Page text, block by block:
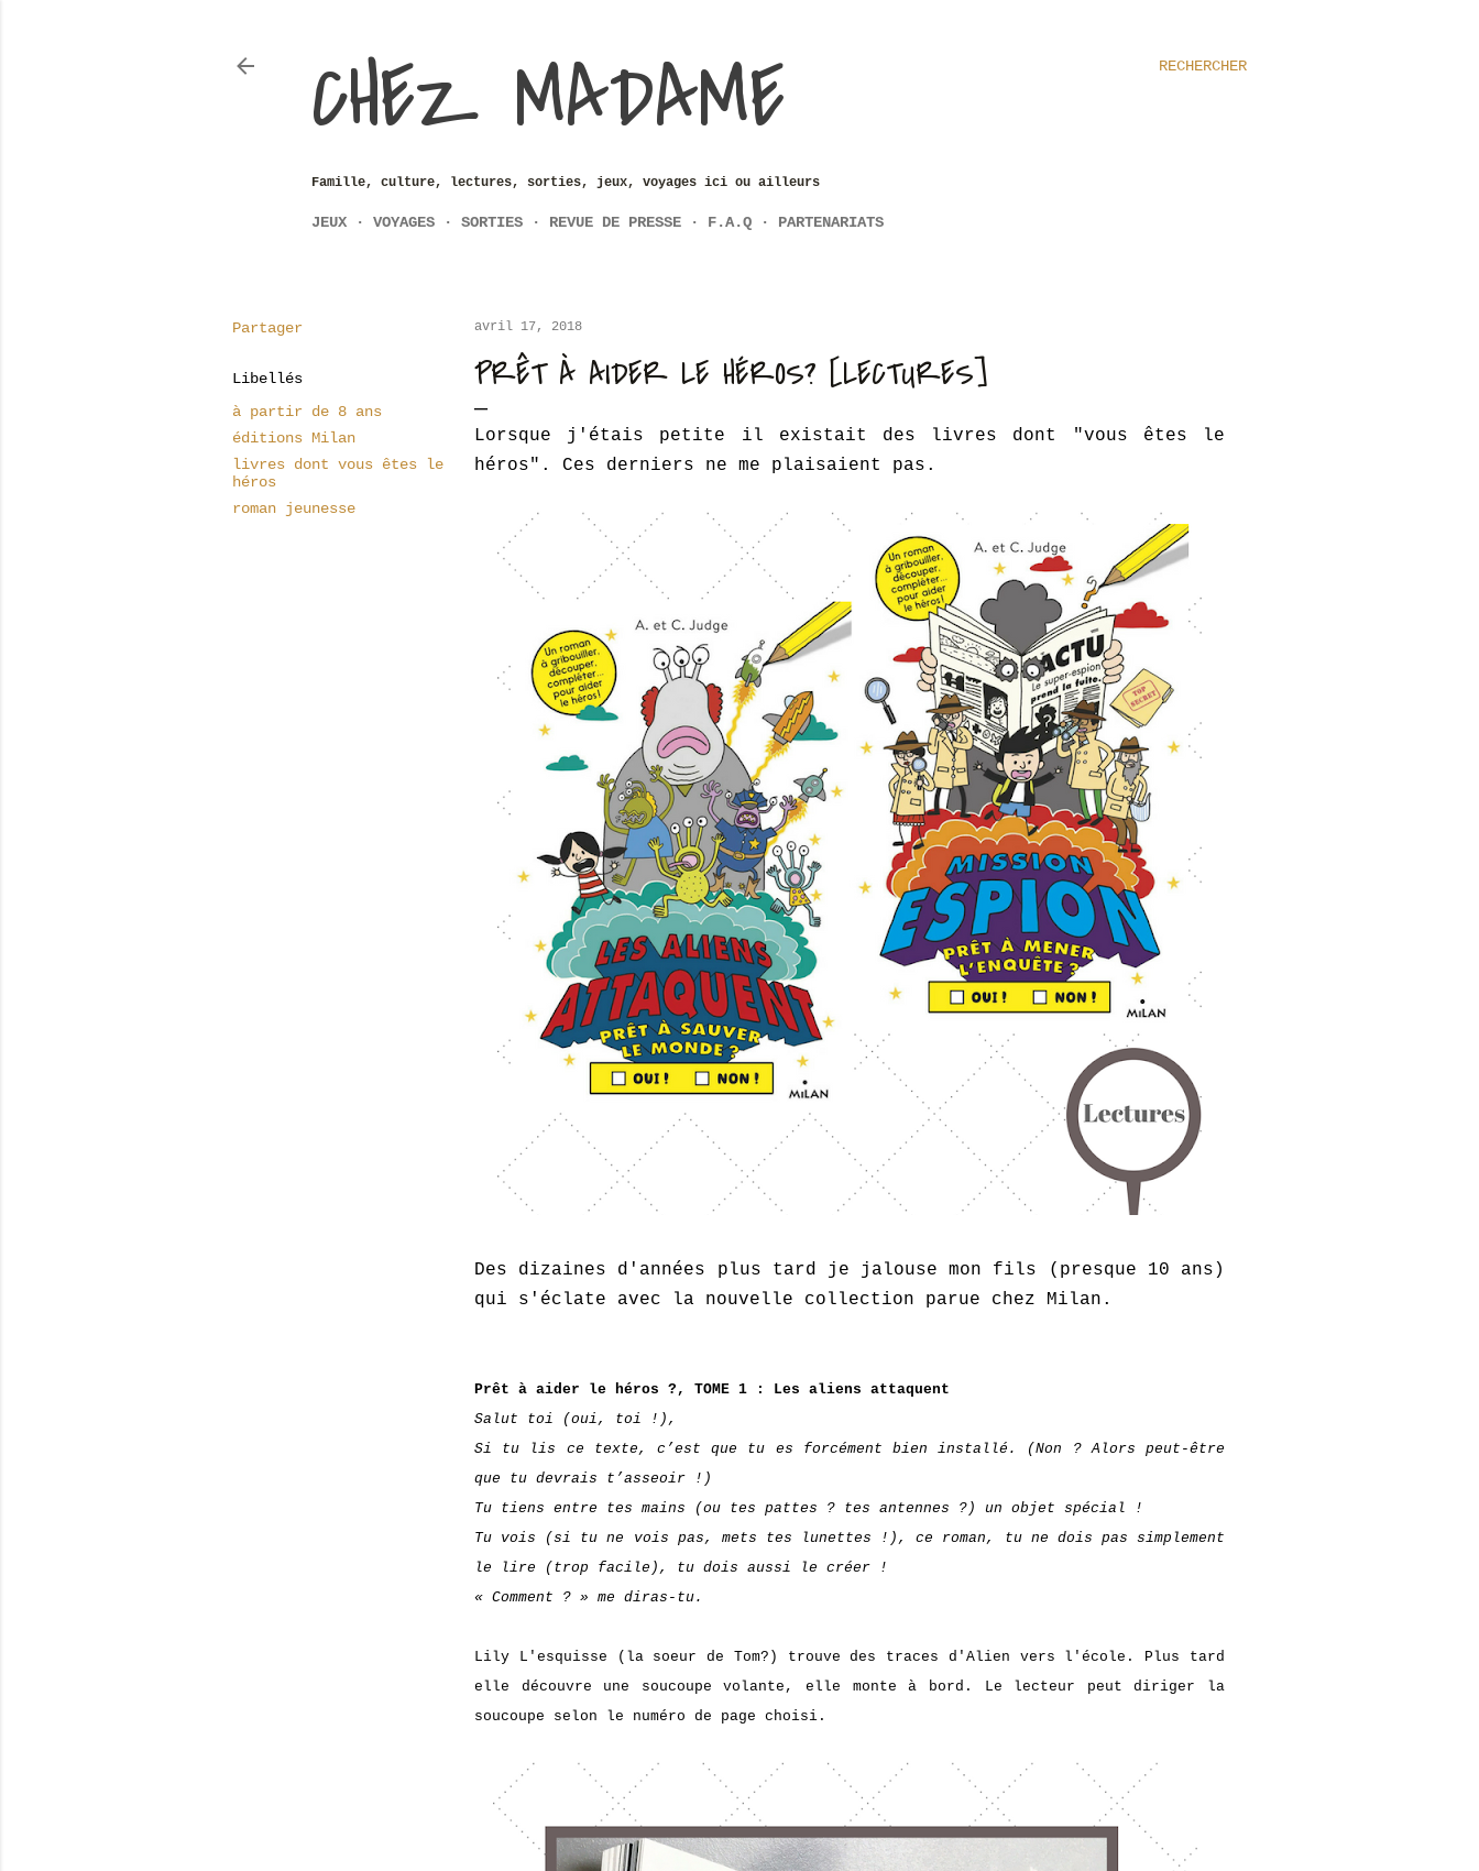
RECHERCHER
CHEZ MADAME
Famille, culture, lectures, sorties, jeux, voyages ici ou ailleurs
JEUX VOYAGES SORTIES REVUE DE PRESSE F.A.Q PARTENARIATS
Partager
Libellés
à partir de 8 ans
éditions Milan
livres dont vous êtes le
héros
roman jeunesse
avril 17, 2018
PRÊT À AIDER LE HÉROS? [LECTURES]
Lorsque j'étais petite il existait des livres dont "vous êtes le
héros". Ces derniers ne me plaisaient pas.
Des dizaines d'années plus tard je jalouse mon fils (presque 10 ans)
qui s'éclate avec la nouvelle collection parue chez Milan.
Prêt à aider le héros ?, TOME 1 : Les aliens attaquent
Salut toi (oui, toi !),
Si tu lis ce texte, c’est que tu es forcément bien installé. (Non ? Alors peut-être
que tu devrais t’asseoir !)
Tu tiens entre tes mains (ou tes pattes ? tes antennes ?) un objet spécial !
Tu vois (si tu ne vois pas, mets tes lunettes !), ce roman, tu ne dois pas simplement
le lire (trop facile), tu dois aussi le créer !
« Comment ? » me diras-tu.
Lily L'esquisse (la soeur de Tom?) trouve des traces d'Alien vers l'école. Plus tard
elle découvre une soucoupe volante, elle monte à bord. Le lecteur peut diriger la
soucoupe selon le numéro de page choisi.